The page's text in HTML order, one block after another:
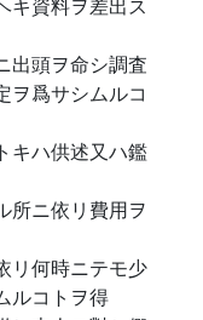
出頭ヲ命シ調査
ヲ爲サシムルコ
キハ供述又ハ鑑
所ニ依リ費用ヲ
リ何時ニテモ少
ルコトヲ得